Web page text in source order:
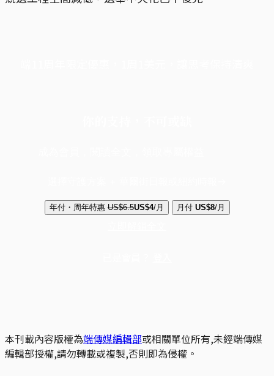
年付・周年特惠 US$6.5US$4/月 月付 US$8/月
本刊載內容版權為端傳媒編輯部或相關單位所有,未經端傳媒
編輯部授權,請勿轉載或複製,否則即為侵權。